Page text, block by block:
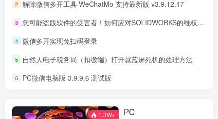
2 解除微信多开工具 WeChatMo 支持最新版 v3.9.12.17
3 您可能盗版软件的受害者！如何应对SOLIDWORKS的维权电话？
4 微信多开实现免扫码登录
5 自然人电子税务局（扣缴端）打开就蓝屏死机的处理方法
6 PC微信电脑版 3.9.9.6 测试版
1.3W+ PC